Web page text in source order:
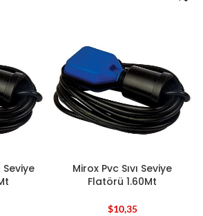
Seviye
Mirox Pvc Sıvı Seviye
Flatörü 1.60Mt
$10,35